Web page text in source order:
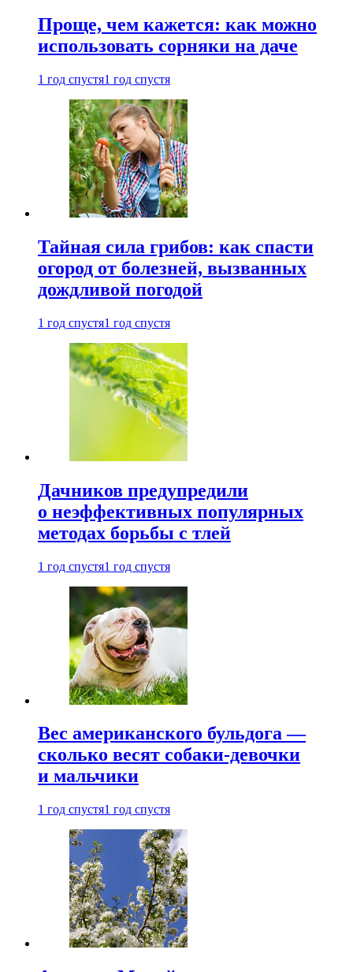
Проще, чем кажется: как можно
использовать сорняки на даче
1 год спустя1 год спустя
Тайная сила грибов: как спасти
огород от болезней, вызванных
дождливой погодой
1 год спустя1 год спустя
Дачников предупредили
о неэффективных популярных
методах борьбы с тлей
1 год спустя1 год спустя
Вес американского бульдога —
сколько весят собаки-девочки
и мальчики
1 год спустя1 год спустя